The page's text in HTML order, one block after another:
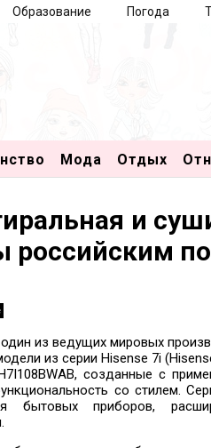
Образование Погода
Мода Отдых
и
российским
из ведущих мировых
из серии Hisense 7i
созданные с
со стилем.
бытовых приборов,